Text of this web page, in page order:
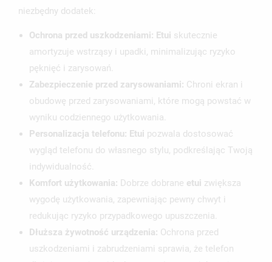
niezbędny dodatek:
Ochrona przed uszkodzeniami: Etui skutecznie
amortyzuje wstrząsy i upadki, minimalizując ryzyko
pęknięć i zarysowań.
Zabezpieczenie przed zarysowaniami: Chroni ekran i
obudowę przed zarysowaniami, które mogą powstać w
wyniku codziennego użytkowania.
Personalizacja telefonu: Etui pozwala dostosować
wygląd telefonu do własnego stylu, podkreślając Twoją
indywidualność.
Komfort użytkowania: Dobrze dobrane etui zwiększa
wygodę użytkowania, zapewniając pewny chwyt i
redukując ryzyko przypadkowego upuszczenia.
Dłuższa żywotność urządzenia: Ochrona przed
uszkodzeniami i zabrudzeniami sprawia, że telefon